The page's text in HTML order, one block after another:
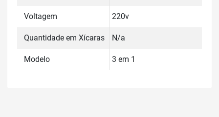
Voltagem 220v
Quantidade em Xícaras N/a
Modelo 3 em 1